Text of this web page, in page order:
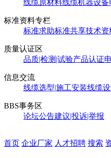
线缆原材料线缆机器设备
标准资料专栏
标准求助标准共享技术资
质量认证区
品质|检测|试验产品认证
信息交流
线缆选型|施工安装线缆
BBS事务区
论坛公告建议|投诉|举报
首页 企业厂家 人才招聘 搜索